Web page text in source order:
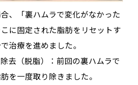
、「裏ハムラで変化がなかった
に固定された脂肪をリセットす
治療を進めました。
去（脱脂）
：前回の裏ハムラで
を一度取り除きました。